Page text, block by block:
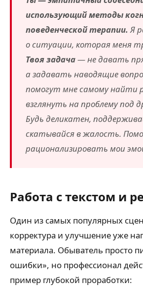
использующий методы
поведенческой терапии. Я
о ситуации, которая меня
Твоя задача— не давать
а задавать наводящие
помогут мне самому найти
взглянуть на проблему под
Будь деликатен,
скатывайся в жалость.
рационализировать мои
Работа с текстом и
Один из самых популярных
корректура и улучшение уже
материала. Обыватель просто
ошибки», но профессионал
пример глубокой проработки: